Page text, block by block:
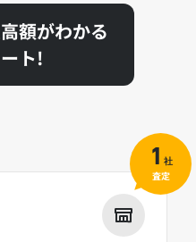
額がわかる
ト!
1 社
査定